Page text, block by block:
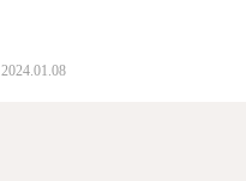
2024.01.08